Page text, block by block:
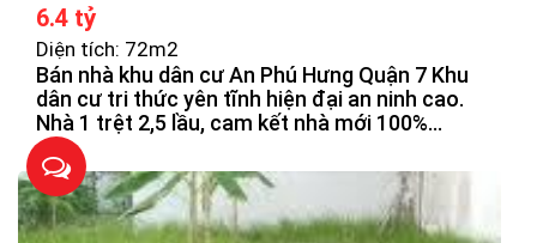
6.4 tỷ
Diện tích: 72m2
Bán nhà khu dân cư An Phú Hưng Quận 7 Khu
dân cư tri thức yên tĩnh hiện đại an ninh cao.
Nhà 1 trệt 2,5 lầu, cam kết nhà mới 100%
được thiết kế theo hiện đại, thoáng mát, chắn
chắn. Các phòng được bố trí hợp lý.